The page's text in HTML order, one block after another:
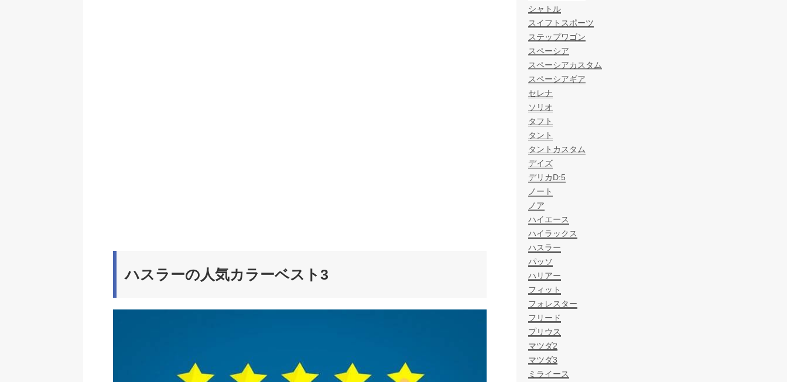
ハスラーの人気カラーベスト3
シャトル
スイフトスポーツ
ステップワゴン
スペーシア
スペーシアカスタム
スペーシアギア
セレナ
ソリオ
タフト
タント
タントカスタム
デイズ
デリカD:5
ノート
ノア
ハイエース
ハイラックス
ハスラー
パッソ
ハリアー
フィット
フォレスター
フリード
プリウス
マツダ2
マツダ3
ミライース